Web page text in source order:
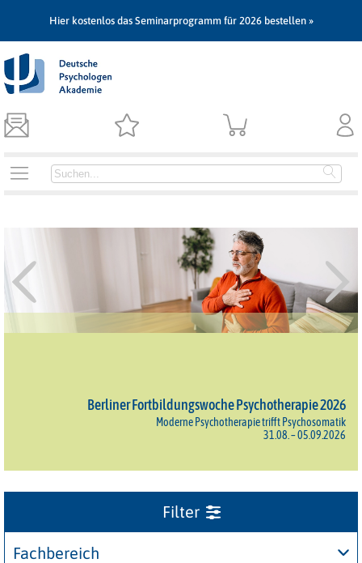
Hier kostenlos das Seminarprogramm für 2026 bestellen »
Berliner Fortbildungswoche Psychotherapie 2026
Moderne Psychotherapie trifft Psychosomatik
31.08. – 05.09.2026
Fachbereich